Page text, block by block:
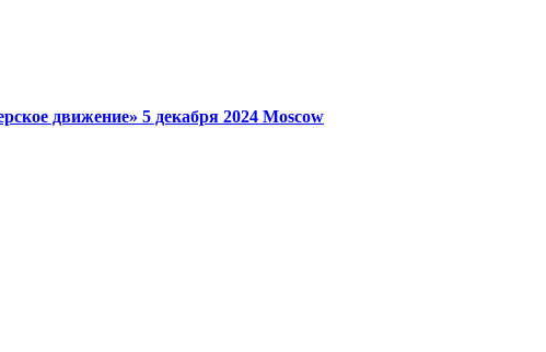
движение» 5 декабря 2024 Moscow